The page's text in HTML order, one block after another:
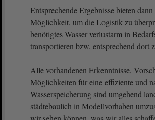
Entsprechende Ergebnisse bieten
Möglichkeit, um die Logistik zu
benötigtes Wasser verlustarm in
transportieren bzw. entsprechend dort
Alle vorhandenen Erkenntnisse,
Möglichkeiten für eine effiziente und
Wasserspeicherung sind umgehend
städtebaulich in Modellvorhaben